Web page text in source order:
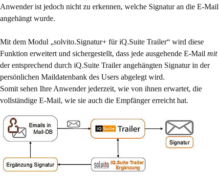
Anwender ist jedoch nicht zu erkennen, welche Signatur an die E-Mail
angehängt wurde.
Mit dem Modul „solvito.Signatur+ für iQ.Suite Trailer“ wird diese
Funktion erweitert und sichergestellt, dass jede ausgehende E-Mail mit
der entsprechend durch iQ.Suite Trailer angehängten Signatur in der
persönlichen Maildatenbank des Users abgelegt wird.
Somit sehen Ihre Anwender jederzeit, wie von ihnen erwartet, die
vollständige E-Mail, wie sie auch die Empfänger erreicht hat.